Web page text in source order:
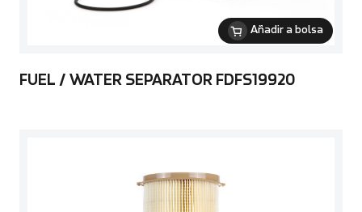
Añadir a bolsa
FUEL / WATER SEPARATOR FDFS19920